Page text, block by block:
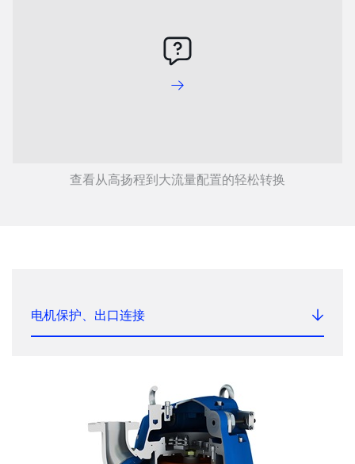
查看从高扬程到大流量配置的轻松转换
电机保护、出口连接